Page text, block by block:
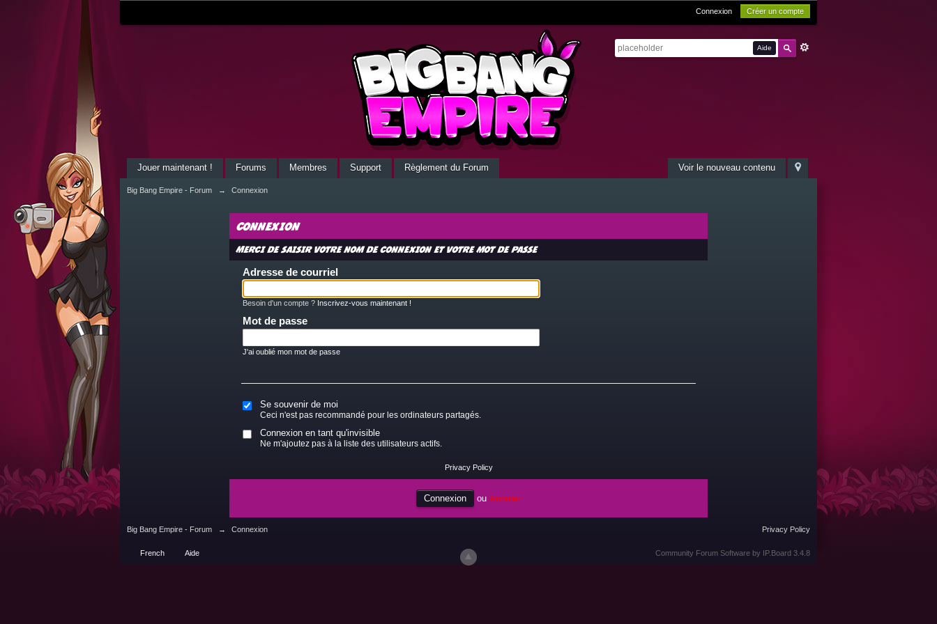
Connexion Créer un compte
Aide
Voir le nouveau contenu
Jouer maintenant ! Forums Membres Support Règlement du Forum
Big Bang Empire - Forum → Connexion
Connexion
Merci de saisir votre nom de connexion et votre mot de passe
Adresse de courriel
Besoin d'un compte ? Inscrivez-vous maintenant !
Mot de passe
J'ai oublié mon mot de passe
Se souvenir de moi
Ceci n'est pas recommandé pour les ordinateurs partagés.
Connexion en tant qu'invisible
Ne m'ajoutez pas à la liste des utilisateurs actifs.
Privacy Policy
ou Annuler
Big Bang Empire - Forum → Connexion Privacy Policy
French Aide Community Forum Software by IP.Board 3.4.8